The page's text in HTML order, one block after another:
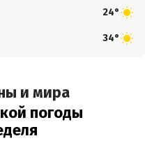
24°
34°
и мира
погоды